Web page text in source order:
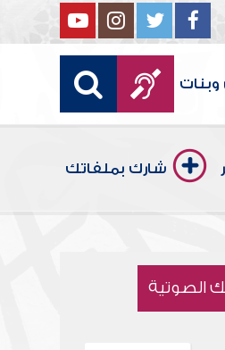
وبنات
شارك بملفاتك
الصوتية